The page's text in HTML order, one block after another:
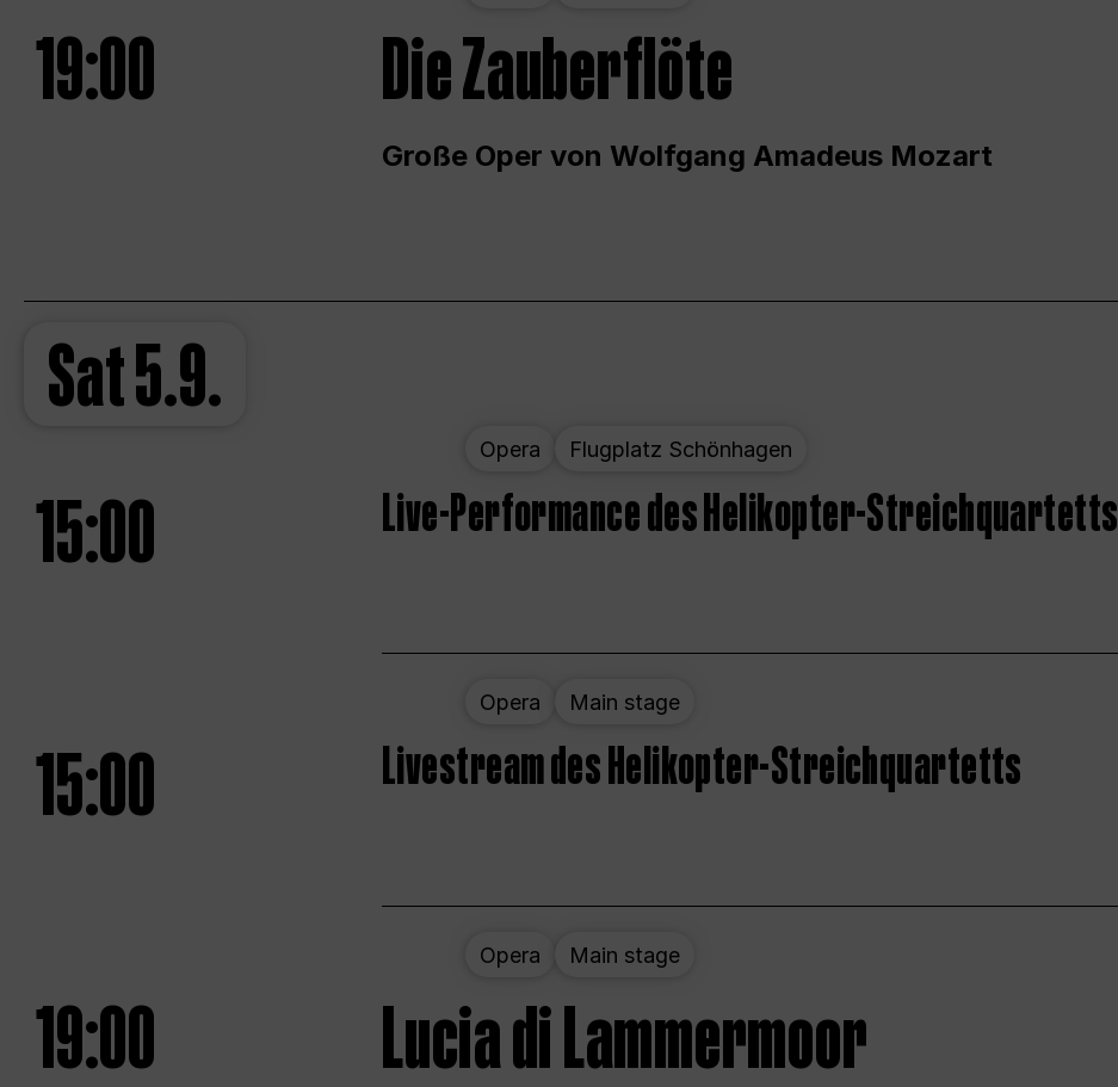
19:00 Die Zauberflöte
Große Oper von Wolfgang Amadeus Mozart
Sat5.9.
Opera Flugplatz Schönhagen
15:00 Live-Performance des Helikopter-Streichquartetts
Opera Main stage
15:00 Livestream des Helikopter-Streichquartetts
Opera Main stage
19:00 Lucia di Lammermoor